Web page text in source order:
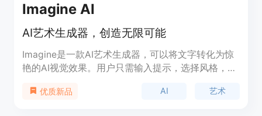
Imagine AI
AI艺术生成器，创造无限可能
Imagine是一款AI艺术生成器，可以将文字转化为惊
艳的AI视觉效果。用户只需输入提示，选择风格，
Imagine还提供了多种AI图像生成工具，让用户探索
优质新品 AI 艺术